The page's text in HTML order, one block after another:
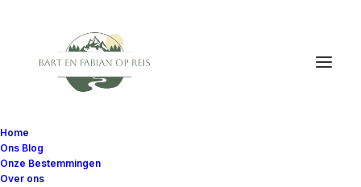
Home
Ons Blog
Onze Bestemmingen
Over ons